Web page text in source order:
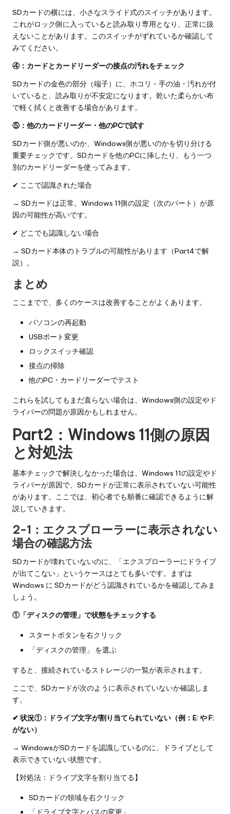
SDカードの横には、小さなスライド式のスイッチがあります。
これがロック側に入っていると読み取り専用となり、正常に扱
えないことがあります。このスイッチがずれているか確認して
みてください。
④：カードとカードリーダーの接点の汚れをチェック
SDカードの金色の部分（端子）に、ホコリ・手の油・汚れが付
いていると、読み取りが不安定になります。乾いた柔らかい布
で軽く拭くと改善する場合があります。
⑤：他のカードリーダー・他のPCで試す
SDカード側が悪いのか、Windows側が悪いのかを切り分ける
重要チェックです。SDカードを他のPCに挿したり、もう一つ
別のカードリーダーを使ってみます。
✔ ここで認識された場合
→ SDカードは正常。Windows 11側の設定（次のパート）が原
因の可能性が高いです。
✔ どこでも認識しない場合
→ SDカード本体のトラブルの可能性があります（Part4で解
説）。
まとめ
ここまでで、多くのケースは改善することがよくあります。
パソコンの再起動
USBポート変更
ロックスイッチ確認
接点の掃除
他のPC・カードリーダーでテスト
これらを試してもまだ直らない場合は、Windows側の設定やド
ライバーの問題が原因かもしれません。
Part2：Windows 11側の原因
と対処法
基本チェックで解決しなかった場合は、Windows 11の設定やド
ライバーが原因で、SDカードが正常に表示されていない可能性
があります。ここでは、初心者でも順番に確認できるように解
説していきます。
2-1：エクスプローラーに表示されない
場合の確認方法
SDカードが壊れていないのに、「エクスプローラーにドライブ
が出てこない」というケースはとても多いです。まずは
Windows に SDカードがどう認識されているかを確認してみま
しょう。
①「ディスクの管理」で状態をチェックする
スタートボタンを右クリック
「ディスクの管理」 を選ぶ
すると、接続されているストレージの一覧が表示されます。
ここで、SDカードが次のように表示されていないか確認しま
す。
✔ 状況①：ドライブ文字が割り当てられていない（例：E: や F:
がない）
→ WindowsがSDカードを認識しているのに、ドライブとして
表示できていない状態です。
【対処法：ドライブ文字を割り当てる】
SDカードの領域を右クリック
「ドライブ文字とパスの変更」